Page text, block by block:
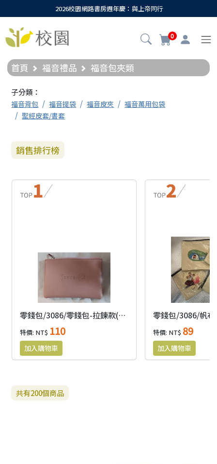
2026校園網路書房週年慶：與上帝同行
0
首頁 福音禮品 福音包夾類
子分類：
福音背包 福音提袋 福音皮夾
福音萬用包袋
聖經皮套/書套
銷售排行榜
零錢包/3086/零錢包-拉鍊款(不分色)
特價: NT$ 110 特價: NT$ 89
共有200個商品